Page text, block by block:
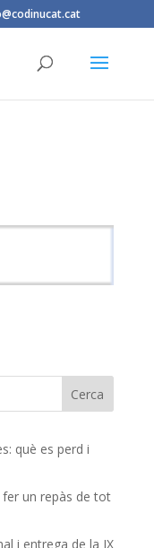
què es perd i
fer un repàs de tot
i entrega de la IX